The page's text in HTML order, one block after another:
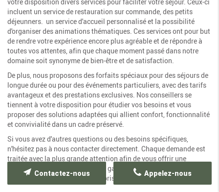
incluent un service de restauration sur commande, des petits
déjeunners. un service d'accueil personnalisé et la possibilité
d'organiser des animations thématiques. Ces services ont pour but
de rendre votre expérience encore plus agréable et de répondre à
toutes vos attentes, afin que chaque moment passé dans notre
domaine soit synonyme de bien-être et de satisfaction.
De plus, nous proposons des forfaits spéciaux pour des séjours de
longue durée ou pour des événements particuliers, avec des tarifs
avantageux et des prestations exclusives. Nos conseillers se
tiennent à votre disposition pour étudier vos besoins et vous
proposer des solutions adaptées qui allient confort, fonctionnalité
et convivialité dans un cadre préservé.
Si vous avez d'autres questions ou des besoins spécifiques,
n'hésitez pas à nous contacter directement. Chaque demande est
traitée avec la plus grande attention afin de vous offrir une
réponse rapide et personnalisée, garantissant ainsi une expérience
sans accrocdès votre première prise de contact.
Appelez-nous
Contactez-nous